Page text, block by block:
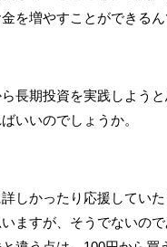
を増やすことができるん
長期投資を実践しよう
いいのでしょうか。
しかったり応援してい
ますが、そうでないの